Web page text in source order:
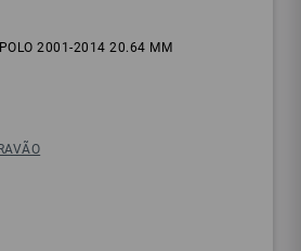
2001-2014 20.64 MM